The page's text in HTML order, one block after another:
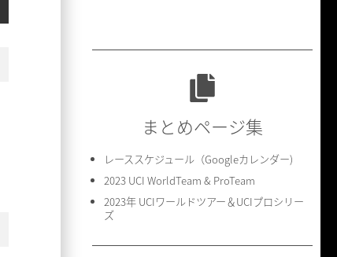
まとめページ集
レーススケジュール（Googleカレンダー)
2023 UCI WorldTeam & ProTeam
2023年 UCIワールドツアー＆UCIプロシリー
ズ